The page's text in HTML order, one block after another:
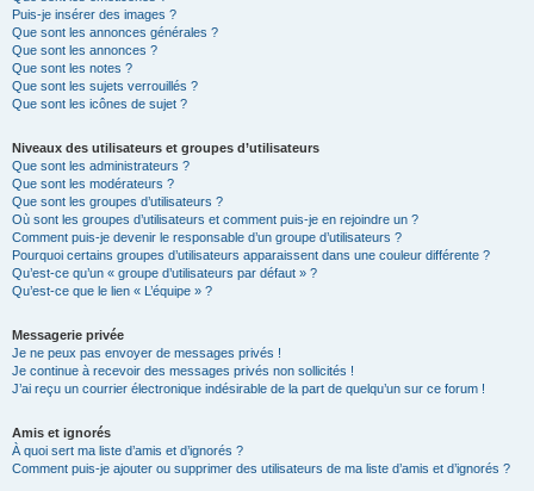
Puis-je insérer des images ?
Que sont les annonces générales ?
Que sont les annonces ?
Que sont les notes ?
Que sont les sujets verrouillés ?
Que sont les icônes de sujet ?
Niveaux des utilisateurs et groupes d’utilisateurs
Que sont les administrateurs ?
Que sont les modérateurs ?
Que sont les groupes d’utilisateurs ?
Où sont les groupes d’utilisateurs et comment puis-je en rejoindre un ?
Comment puis-je devenir le responsable d’un groupe d’utilisateurs ?
Pourquoi certains groupes d’utilisateurs apparaissent dans une couleur différente ?
Qu’est-ce qu’un « groupe d’utilisateurs par défaut » ?
Qu’est-ce que le lien « L’équipe » ?
Messagerie privée
Je ne peux pas envoyer de messages privés !
Je continue à recevoir des messages privés non sollicités !
J’ai reçu un courrier électronique indésirable de la part de quelqu’un sur ce forum !
Amis et ignorés
À quoi sert ma liste d’amis et d’ignorés ?
Comment puis-je ajouter ou supprimer des utilisateurs de ma liste d’amis et d’ignorés ?